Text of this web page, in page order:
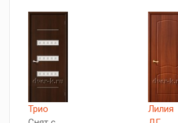
Трио
Лилия